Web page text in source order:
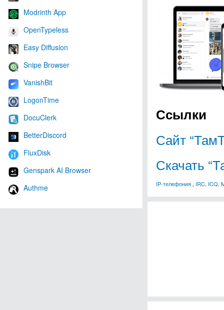
Modrinth App
OpenTypeless
Easy Diffusion
Snipe Browser
VanishBit
LogonTime
DocuClerk
BetterDiscord
FluxDisk
Genspark AI Browser
Authme
Ссылки
Сайт
Скачать
IP-телефония , IRC, ICQ,